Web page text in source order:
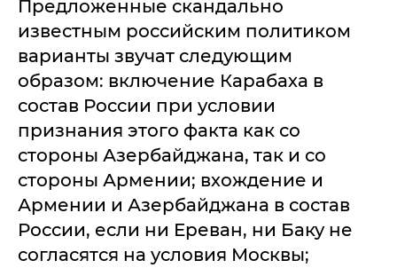
Предложенные скандально
известным российским политиком
варианты звучат следующим
образом: включение Карабаха в
состав России при условии
признания этого факта как со
стороны Азербайджана, так и со
стороны Армении; вхождение и
Армении и Азербайджана в состав
России, если ни Ереван, ни Баку не
согласятся на условия Москвы;